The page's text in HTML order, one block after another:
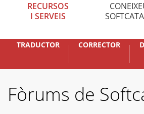
RECURSOS
I SERVEIS
TRADUCTOR CORRECTOR
Fòrums de